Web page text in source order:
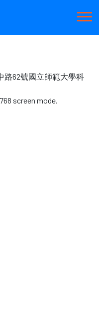
路62號國立師範大學科
screen mode.